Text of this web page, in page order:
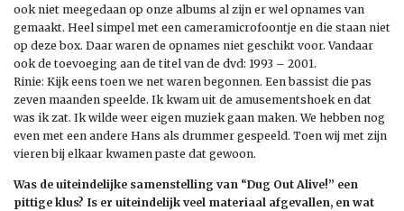
ook niet meegedaan op onze albums al zijn er wel opnames van
gemaakt. Heel simpel met een cameramicrofoontje en die staan niet
op deze box. Daar waren de opnames niet geschikt voor. Vandaar
ook de toevoeging aan de titel van de dvd: 1993 – 2001.
Rinie: Kijk eens toen we net waren begonnen. Een bassist die pas
zeven maanden speelde. Ik kwam uit de amusementshoek en dat
was ik zat. Ik wilde weer eigen muziek gaan maken. We hebben nog
even met een andere Hans als drummer gespeeld. Toen wij met zijn
vieren bij elkaar kwamen paste dat gewoon.
Was de uiteindelijke samenstelling van “Dug Out Alive!” een
pittige klus? Is er uiteindelijk veel materiaal afgevallen, en wat